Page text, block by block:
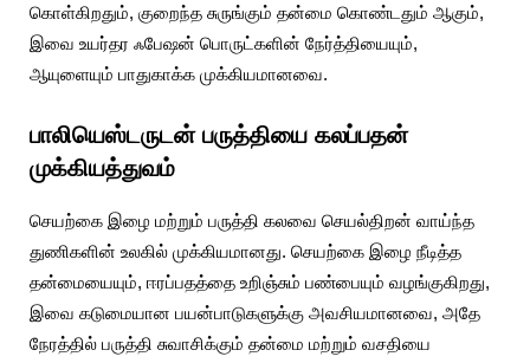
கொள்கிறதும், குறைந்த சுருங்கும் தன்மை கொண்டதும் ஆகும்,
இவை உயர்தர ஃபேஷன் பொருட்களின் நேர்த்தியையும்,
ஆயுளையும் பாதுகாக்க முக்கியமானவை.
பாலியெஸ்டருடன் பருத்தியை கலப்பதன்
முக்கியத்துவம்
செயற்கை இழை மற்றும் பருத்தி கலவை செயல்திறன் வாய்ந்த
துணிகளின் உலகில் முக்கியமானது. செயற்கை இழை நீடித்த
தன்மையையும், ஈரப்பதத்தை உறிஞ்சும் பண்பையும் வழங்குகிறது,
இவை கடுமையான பயன்பாடுகளுக்கு அவசியமானவை, அதே
நேரத்தில் பருத்தி சுவாசிக்கும் தன்மை மற்றும் வசதியை